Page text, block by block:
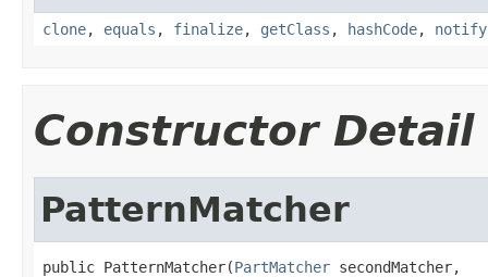
clone, equals , finalize, getClass , hashCode, notify
Constructor Detail
PatternMatcher
public PatternMatcher(PartMatcher secondMatcher,